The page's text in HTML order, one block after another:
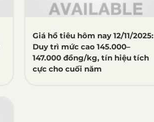
Giá hồ tiêu hôm nay 12/11/2025:
Duy trì mức cao 145.000–
147.000 đồng/kg, tín hiệu tích
cực cho cuối năm